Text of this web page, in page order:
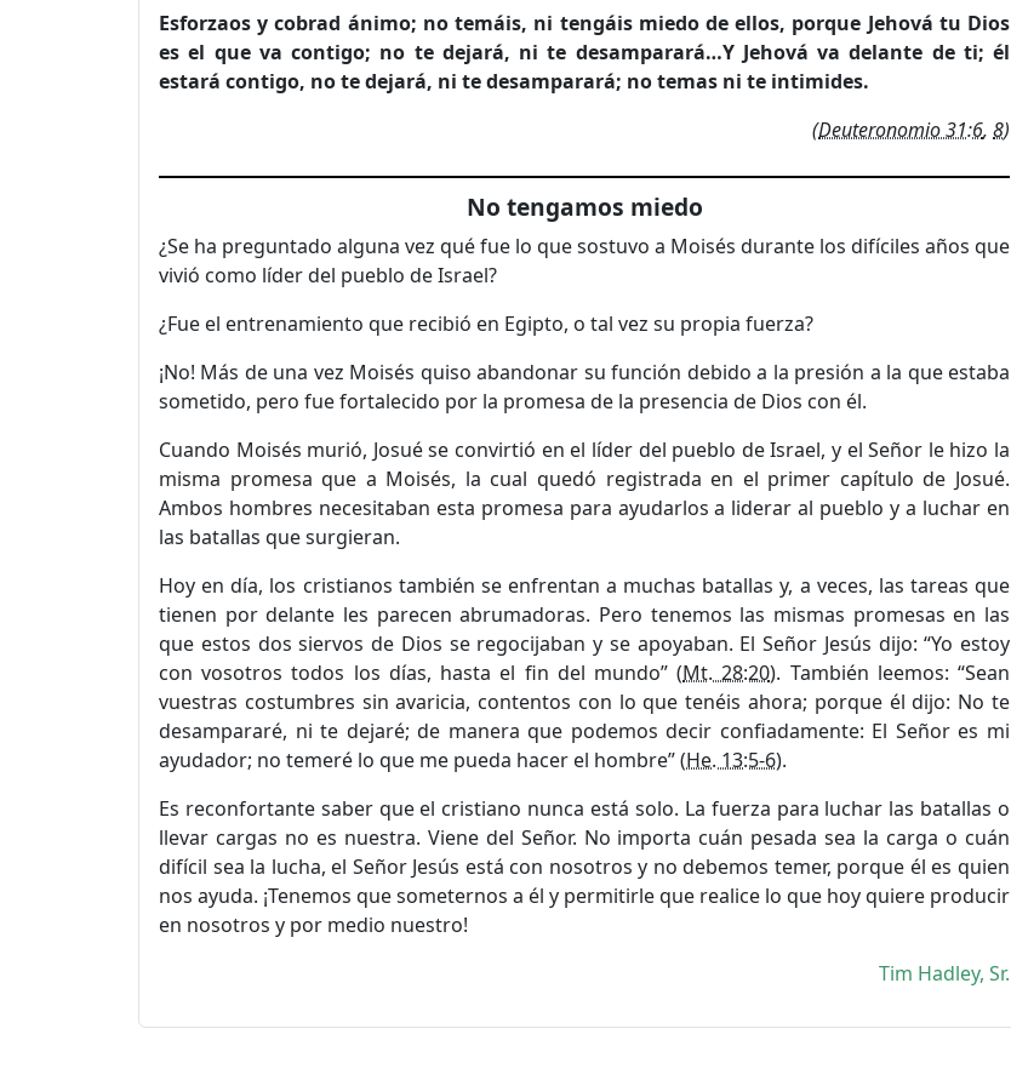
Esforzaos y cobrad ánimo; no temáis, ni tengáis miedo de ellos, porque Jehová tu Dios
es el que va contigo; no te dejará, ni te desamparará…Y Jehová va delante de ti; él
estará contigo, no te dejará, ni te desamparará; no temas ni te intimides.
(Deuteronomio 31:6, 8)
No tengamos miedo
¿Se ha preguntado alguna vez qué fue lo que sostuvo a Moisés durante los difíciles años que
vivió como líder del pueblo de Israel?
¿Fue el entrenamiento que recibió en Egipto, o tal vez su propia fuerza?
¡No! Más de una vez Moisés quiso abandonar su función debido a la presión a la que estaba
sometido, pero fue fortalecido por la promesa de la presencia de Dios con él.
Cuando Moisés murió, Josué se convirtió en el líder del pueblo de Israel, y el Señor le hizo la
misma promesa que a Moisés, la cual quedó registrada en el primer capítulo de Josué.
Ambos hombres necesitaban esta promesa para ayudarlos a liderar al pueblo y a luchar en
las batallas que surgieran.
Hoy en día, los cristianos también se enfrentan a muchas batallas y, a veces, las tareas que
tienen por delante les parecen abrumadoras. Pero tenemos las mismas promesas en las
que estos dos siervos de Dios se regocijaban y se apoyaban. El Señor Jesús dijo: “Yo estoy
con vosotros todos los días, hasta el fin del mundo” (Mt. 28:20). También leemos: “Sean
vuestras costumbres sin avaricia, contentos con lo que tenéis ahora; porque él dijo: No te
desampararé, ni te dejaré; de manera que podemos decir confiadamente: El Señor es mi
ayudador; no temeré lo que me pueda hacer el hombre” (He. 13:5-6).
Es reconfortante saber que el cristiano nunca está solo. La fuerza para luchar las batallas o
llevar cargas no es nuestra. Viene del Señor. No importa cuán pesada sea la carga o cuán
difícil sea la lucha, el Señor Jesús está con nosotros y no debemos temer, porque él es quien
nos ayuda. ¡Tenemos que someternos a él y permitirle que realice lo que hoy quiere producir
en nosotros y por medio nuestro!
Tim Hadley, Sr.